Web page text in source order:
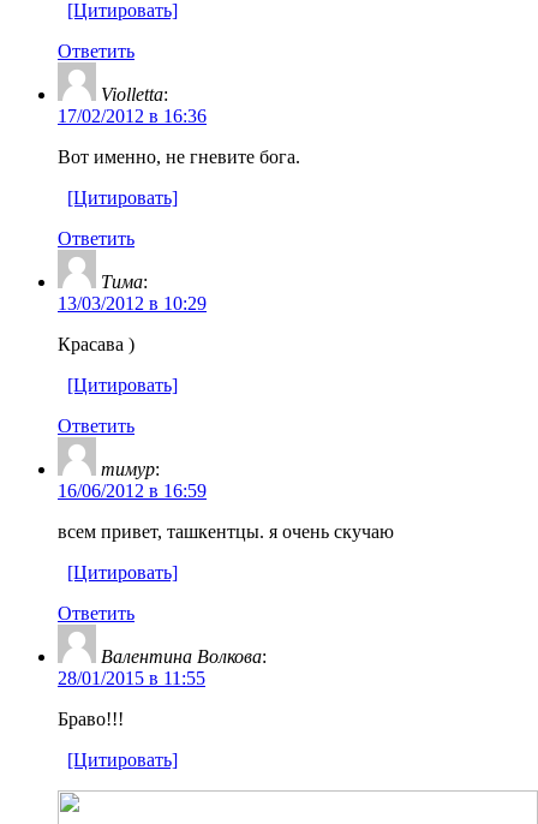
[Цитировать]
Ответить
Violletta:
17/02/2012 в 16:36
Вот именно, не гневите бога.
[Цитировать]
Ответить
Тима:
13/03/2012 в 10:29
Красава )
[Цитировать]
Ответить
тимур:
16/06/2012 в 16:59
всем привет, ташкентцы. я очень скучаю
[Цитировать]
Ответить
Валентина Волкова:
28/01/2015 в 11:55
Браво!!!
[Цитировать]